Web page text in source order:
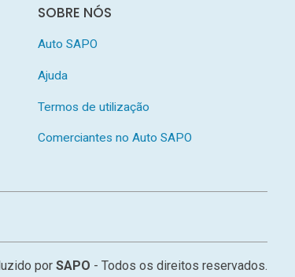
SOBRE NÓS
Auto SAPO
Ajuda
Termos de utilização
Comerciantes no Auto SAPO
porSAPO - Todos os direitos reservados.